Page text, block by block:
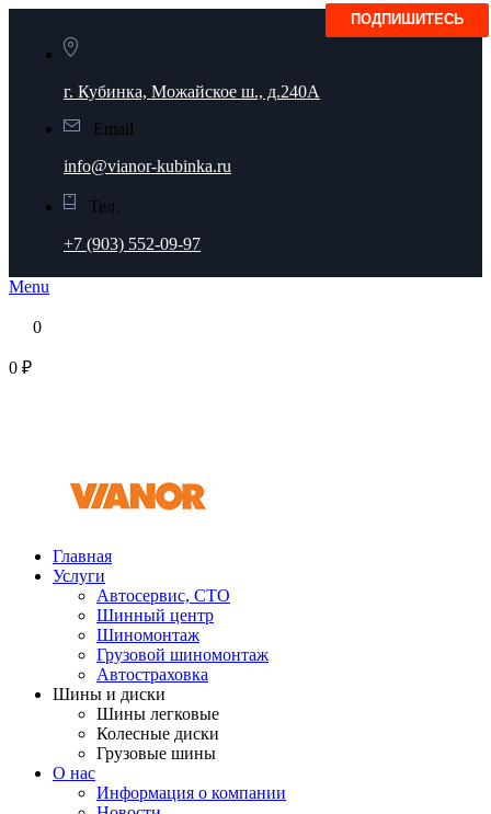
г. Кубинка, Можайское ш., д.240А
Email
info@vianor-kubinka.ru
Тел.
+7 (903) 552-09-97
Menu
0
0 ₽
Главная
Услуги
Автосервис, СТО
Шинный центр
Шиномонтаж
Грузовой шиномонтаж
Автостраховка
Шины и диски
Шины легковые
Колесные диски
Грузовые шины
О нас
Информация о компании